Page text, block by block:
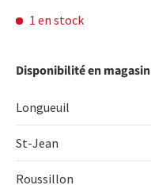
1 en stock
Disponibilité en magasin
Longueuil
St-Jean
Roussillon